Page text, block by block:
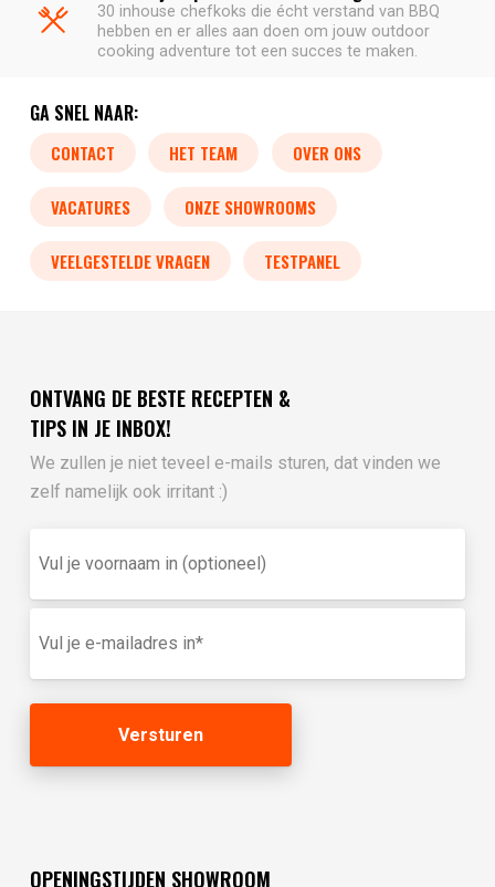
30 inhouse chefkoks die écht verstand van BBQ
hebben en er alles aan doen om jouw outdoor
cooking adventure tot een succes te maken.
GA SNEL NAAR:
CONTACT HET TEAM OVER ONS
VACATURES ONZE SHOWROOMS
VEELGESTELDE VRAGEN TESTPANEL
ONTVANG DE BESTE RECEPTEN &
TIPS IN JE INBOX!
We zullen je niet teveel e-mails sturen, dat vinden we
zelf namelijk ook irritant :)
je
in
(optioneel)
mailadres
OPENINGSTIJDEN SHOWROOM